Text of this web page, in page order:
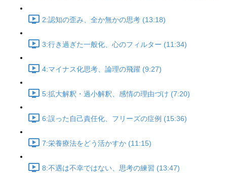
2:認知の歪み、全か無かの思考 (13:18)
3:行き過ぎた一般化、心のフィルター (11:34)
4:マイナス化思考、論理の飛躍 (9:27)
5:拡大解釈・過小解釈、感情の理由づけ (7:20)
6:誤った自己責任化、フリーズの症例 (15:36)
7:栄養療法をどう活かすか (11:15)
8:不遇は不幸ではない、思考の練習 (13:47)